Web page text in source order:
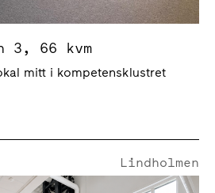
Regnbågsgatan 3, 66 kvm
mitt i kompetensklustret
Lindholmen